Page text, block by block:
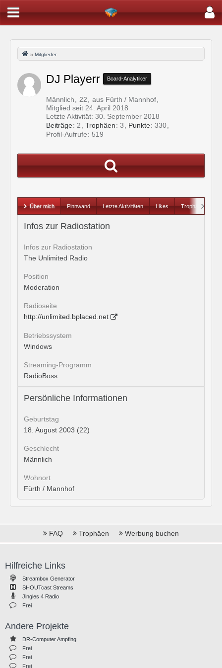
Mitglieder
DJ Playerr Board-Analytiker
Männlich 22
aus Fürth / Mannhof
Mitglied seit 24. April 2018
Letzte Aktivität: 30. September 2018
Beiträge 2 Trophäen 3 Punkte 330
Profil-Aufrufe
519
Über mich Pinnwand Letzte Aktivitäten Likes Trophäen
Infos zur Radiostation
Infos zur Radiostation
The Unlimited Radio
Position
Moderation
Radioseite
http://unlimited.bplaced.net
Betriebssystem
Windows
Streaming-Programm
RadioBoss
Persönliche Informationen
Geburtstag
18. August 2003 (22)
Geschlecht
Männlich
Wohnort
Fürth / Mannhof
FAQ Trophäen Werbung buchen
Hilfreiche Links
Streambox Generator
SHOUTcast Streams
Jingles 4 Radio
Frei
Andere Projekte
DR-Computer Ampfing
Frei
Frei
Frei